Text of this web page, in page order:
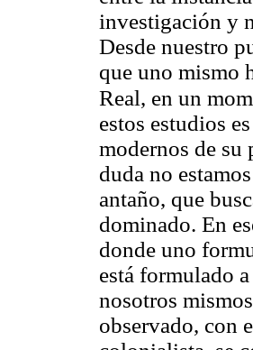
investigación y
Desde nuestro
que uno mismo
Real, en un
estos estudios
modernos de
duda no
antaño, que
dominado. En
donde uno
está formulado
nosotros
observado, con